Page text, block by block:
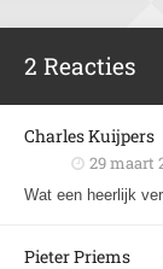
2 Reacties
Charles Kuijpers
29 maart
Wat een heerlijk
Pieter Priems